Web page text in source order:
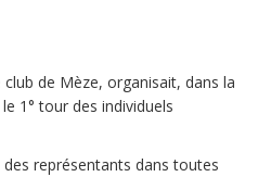
de Mèze, organisait, dans la
1° tour des individuels
représentants dans toutes